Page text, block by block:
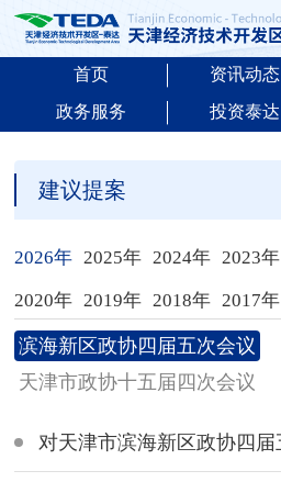
首页 资讯动态
政务服务
投资泰达
建议提案
2026年 2025年 2024年 2023年
2020年 2019年 2018年 2017年
滨海新区政协四届五次会议
天津市政协十五届四次会议